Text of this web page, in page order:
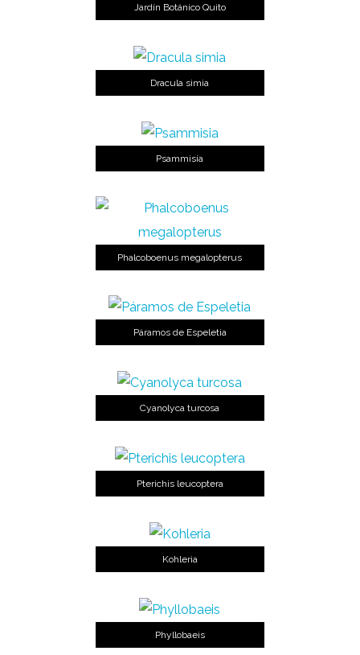
Jardín Botánico Quito
Dracula simia
Psammisia
Phalcoboenus megalopterus
Páramos de Espeletia
Cyanolyca turcosa
Pterichis leucoptera
Kohleria
Phyllobaeis